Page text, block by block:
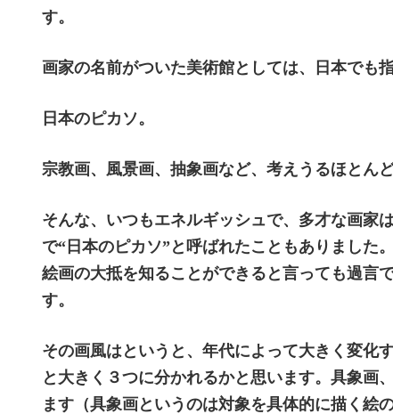
す。
画家の名前がついた美術館としては、日本でも
日本のピカソ。
宗教画、風景画、抽象画など、考えうるほとん
そんな、いつもエネルギッシュで、多才な画家
で“日本のピカソ”と呼ばれたこともありました
絵画の大抵を知ることができると言っても過言
す。
その画風はというと、年代によって大きく変化
と大きく３つに分かれるかと思います。具象画
ます（具象画というのは対象を具体的に描く絵